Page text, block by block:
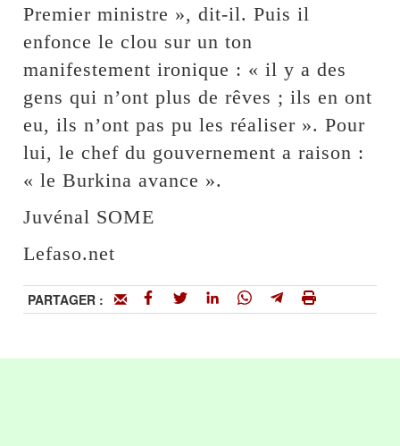
Premier ministre », dit-il. Puis il
enfonce le clou sur un ton
manifestement ironique : « il y a des
gens qui n’ont plus de rêves ; ils en ont
eu, ils n’ont pas pu les réaliser ». Pour
lui, le chef du gouvernement a raison :
« le Burkina avance ».
Juvénal SOME
Lefaso.net
PARTAGER :